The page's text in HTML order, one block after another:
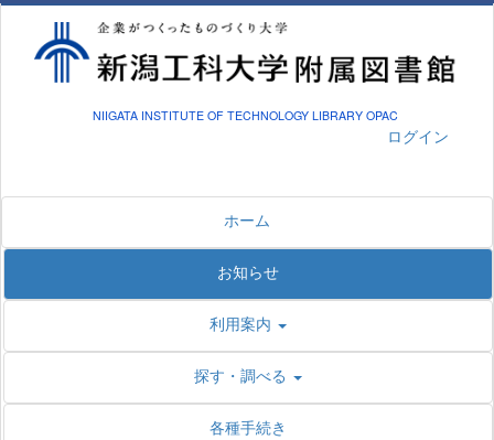
NIIGATA INSTITUTE OF TECHNOLOGY LIBRARY OPAC
ログイン
ホーム
お知らせ
利用案内
探す・調べる
各種手続き